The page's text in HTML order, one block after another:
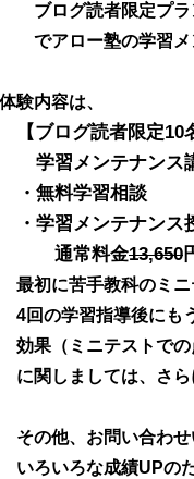
ブログ読者限定プラン
でアロー塾の学習メン
体験内容は、
【ブログ読者限定10
学習メンテナンス
・無料学習相談
・学習メンテナン
通常料金13,650
最初に苦手教科のミニ
4回の学習指導後にも
効果（ミニテストでの
に関しましては、さら
その他、お問い合わせ
いろいろな成績UPの